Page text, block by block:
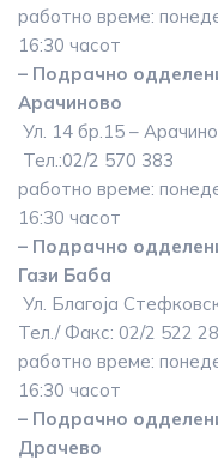
работно време:
16:30 часот
– Подрачно
Арачиново
Ул. 14 бр.15 –
Тел.:02/2 570 383
работно време:
16:30 часот
– Подрачно
Гази Баба
Ул. Благоја
Тел./ Факс: 02/2 522
работно време:
16:30 часот
– Подрачно
Драчево